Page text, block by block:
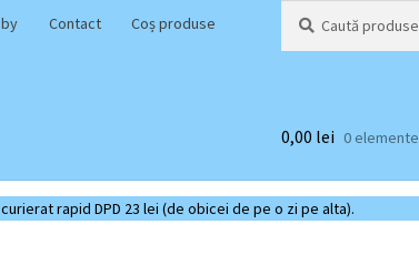
Contact Coș produse
după:
0,00 lei 0 elemente
rapid DPD 23 lei (de obicei de pe o zi pe alta).